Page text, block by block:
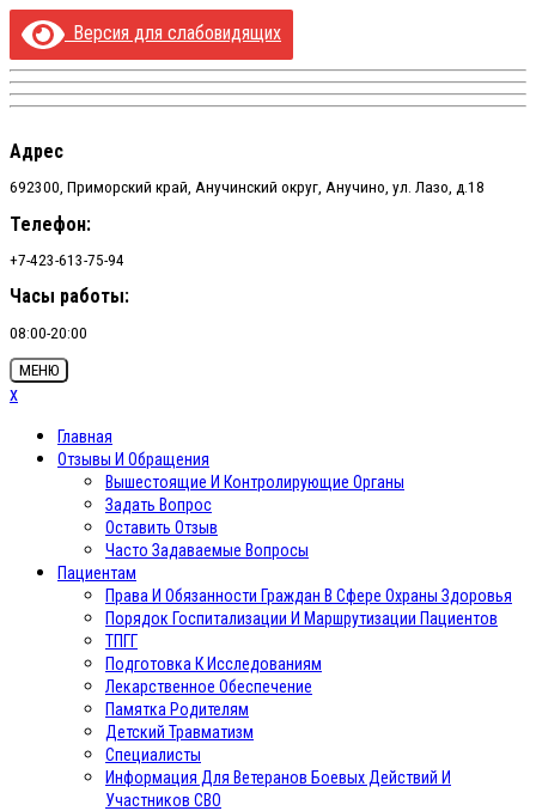
Версия для слабовидящих
Перейти
содержимому
Адрес
692300, Приморский край, Анучинский округ, Анучино, ул. Лазо, д.18
Телефон:
+7-423-613-75-94
Часы работы:
08:00-20:00
МЕНЮ
x
Главная
Отзывы И Обращения
Вышестоящие И Контролирующие Органы
Задать Вопрос
Оставить Отзыв
Часто Задаваемые Вопросы
Пациентам
Права И Обязанности Граждан В Сфере Охраны Здоровья
Порядок Госпитализации И Маршрутизации Пациентов
ТПГГ
Подготовка К Исследованиям
Лекарственное Обеспечение
Памятка Родителям
Детский Травматизм
Специалисты
Информация Для Ветеранов Боевых Действий И
Участников СВО